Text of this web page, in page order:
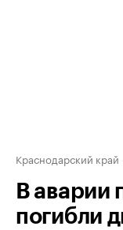
Краснодарский край
В аварии
погибли